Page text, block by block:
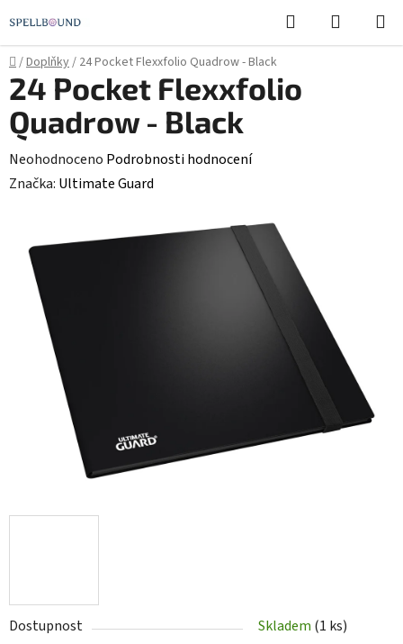
na
obsah
Hledat
KOŠÍK
Domů
/Doplňky/ 24 Pocket Flexxfolio Quadrow - Black
Dostupnost Skladem (1 ks)
24 Pocket Flexxfolio
Quadrow - Black
Průměrné
hodnocení
hvězdiček.
Neohodnoceno Podrobnosti hodnocení
Značka: Ultimate Guard